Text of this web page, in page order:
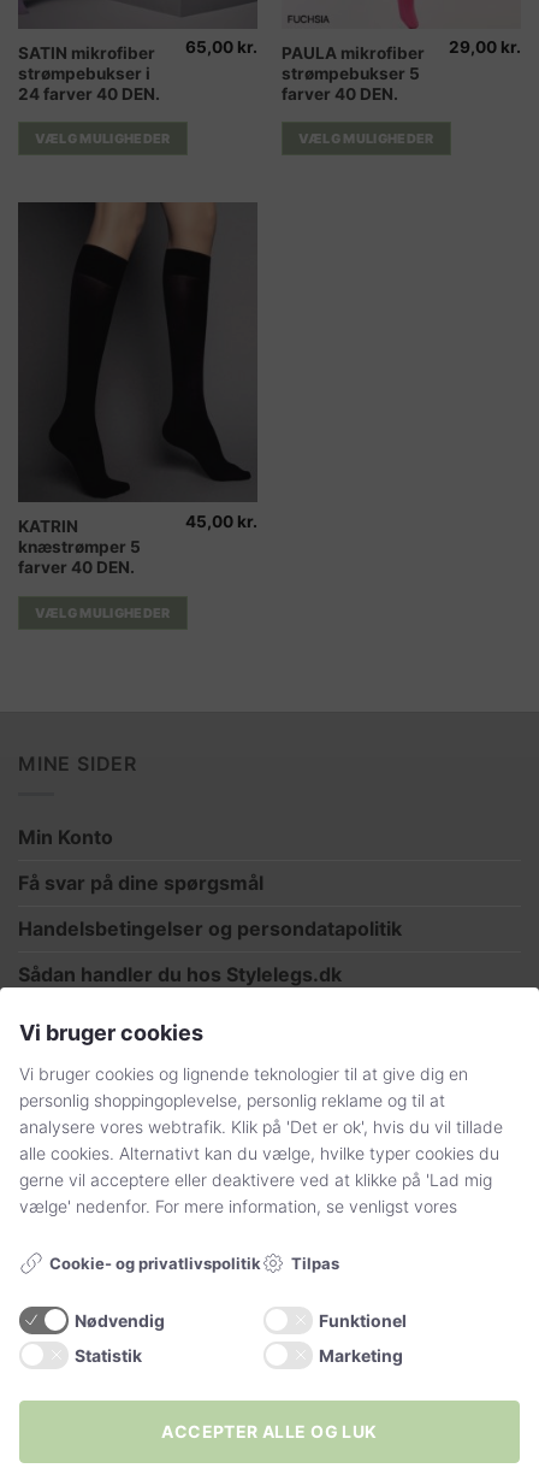
SATIN mikrofiber
strømpebukser i
24 farver 40 DEN.
65,00 kr.
VÆLG MULIGHEDER
Dette
vare
har
flere
varianter.
kan
PAULA mikrofiber
strømpebukser 5
farver 40 DEN.
29,00 kr.
VÆLG MULIGHEDER
Dette
vare
har
flere
varianter.
KATRIN
knæstrømper 5
farver 40 DEN.
45,00 kr.
VÆLG MULIGHEDER
Dette
vare
har
flere
varianter.
varesiden
MINE SIDER
Min Konto
Få svar på dine spørgsmål
Handelsbetingelser og persondatapolitik
Sådan handler du hos Stylelegs.dk
FØLG OS
YDERLIGERE INFO
Strømpebukser
Vi bruger cookies
Vi bruger cookies og lignende teknologier til at give dig en
personlig shoppingoplevelse, personlig reklame og til at
analysere vores webtrafik. Klik på 'Det er ok', hvis du vil tillade
alle cookies. Alternativt kan du vælge, hvilke typer cookies du
gerne vil acceptere eller deaktivere ved at klikke på 'Lad mig
vælge' nedenfor. For mere information, se venligst vores
Cookie- og privatlivspolitik Tilpas
Nødvendig
Funktionel
Statistik
Marketing
ACCEPTER ALLE OG LUK
Vil du have 15% rabat
på din første ordre? 🖤
... Bliv en del af vores univers, hvor du
bliver forkælet sammen med 10.000
andre strømpeentusiaster!